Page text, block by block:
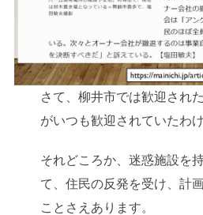
さて、柳井市では歓迎され
がいつも歓迎されていたわ
それどころか、迷惑施設を
て、住民の反発を受け、計
ことさえあります。